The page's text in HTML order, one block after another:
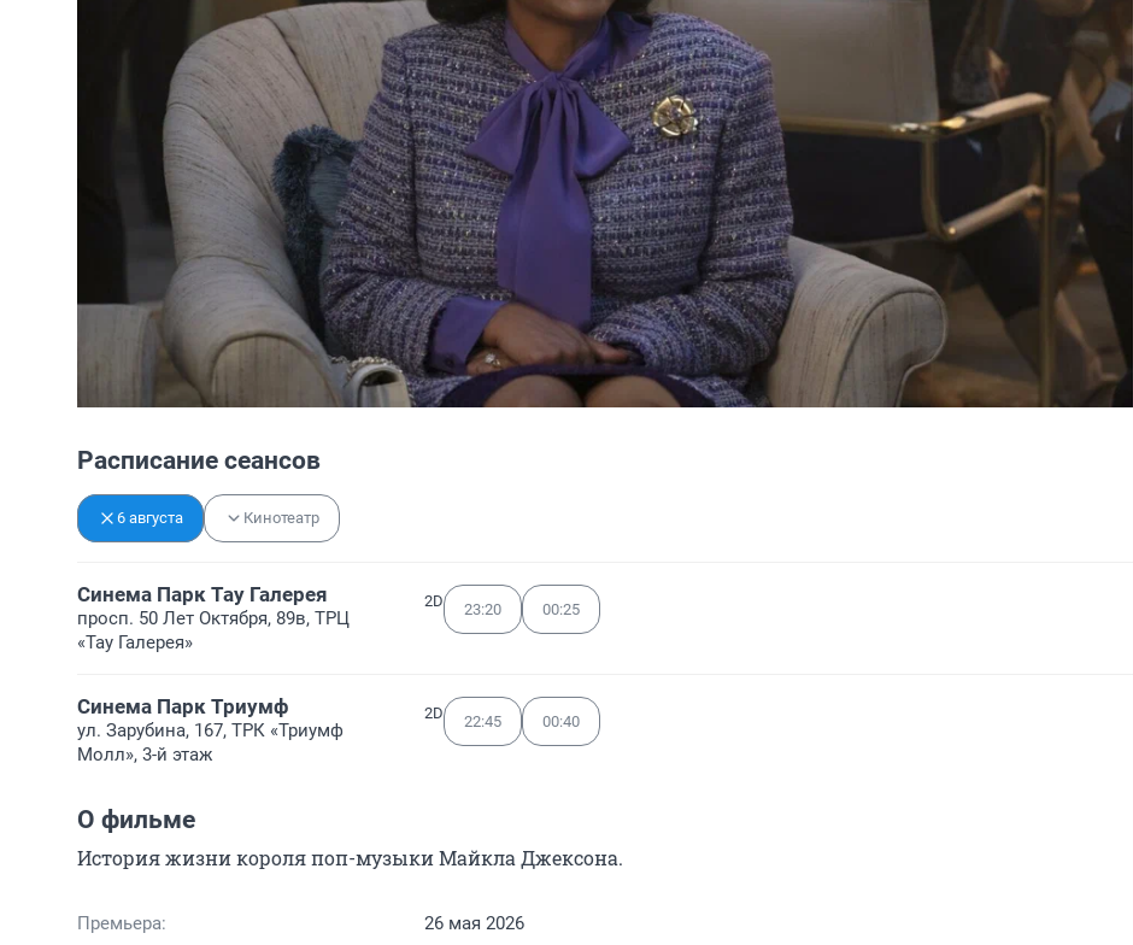
Расписание сеансов
6 августа Кинотеатр
Синема Парк Тау Галерея
просп. 50 Лет Октября, 89в, ТРЦ
«Тау Галерея»
2D 23:20 00:25
Синема Парк Триумф
ул. Зарубина, 167, ТРК «Триумф
Молл», 3-й этаж
2D 22:45 00:40
О фильме
История жизни короля поп-музыки Майкла Джексона.
Премьера: 26 мая 2026